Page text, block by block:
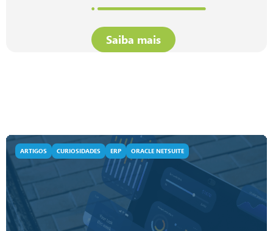
Saiba mais
ARTIGOS CURIOSIDADES ERP ORACLE NETSUITE